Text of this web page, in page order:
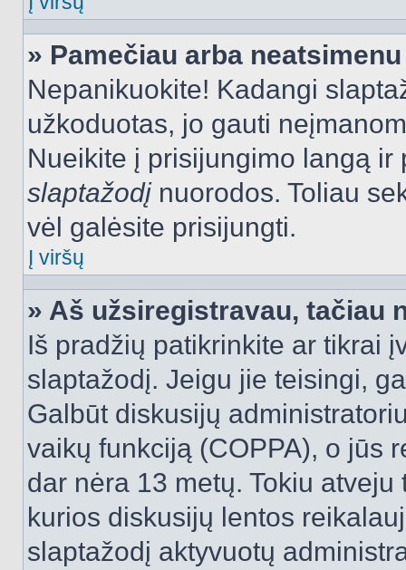
» Pamečiau arba
Nepanikuokite! Kadangi
užkoduotas, jo gauti
Nueikite į prisijungimo langą
slaptažodįnuorodos. Toliau
vėl galėsite prisijungti.
Į viršų
» Aš užsiregistravau, tačiau
Iš pradžių patikrinkite ar tikrai
slaptažodį. Jeigu jie teisingi,
Galbūt diskusijų
vaikų funkciją (COPPA), o jūs
dar nėra 13 metų. Tokiu
kurios diskusijų lentos
slaptažodį aktyvuotų